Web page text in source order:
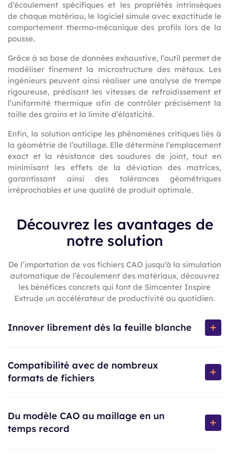
d’écoulement spécifiques et les propriétés intrinsèques
de chaque matériau, le logiciel simule avec exactitude le
comportement thermo-mécanique des profils lors de la
pousse.
Grâce à sa base de données exhaustive, l’outil permet de
modéliser finement la microstructure des métaux. Les
ingénieurs peuvent ainsi réaliser une analyse de trempe
rigoureuse, prédisant les vitesses de refroidissement et
l’uniformité thermique afin de contrôler précisément la
taille des grains et la limite d’élasticité.
Enfin, la solution anticipe les phénomènes critiques liés à
la géométrie de l’outillage. Elle détermine l’emplacement
exact et la résistance des soudures de joint, tout en
minimisant les effets de la déviation des matrices,
garantissant ainsi des tolérances géométriques
irréprochables et une qualité de produit optimale.
Découvrez les avantages de
notre solution
De l’importation de vos fichiers CAO jusqu’à la simulation
automatique de l’écoulement des matériaux, découvrez
les bénéfices concrets qui font de Simcenter Inspire
Extrude un accélérateur de productivité au quotidien.
Innover librement dès la feuille blanche
permet de générer des concepts de filières et de camres
de rupture, puis de tester l’architecture des matrices
Compatibilité avec de nombreux
formats de fichiers
la majorité des formats CAO natifs (Catia, NX,
SolidWorks, Creo…) et neutres (STEP, IGES, Parasolid).
Vous récupérez directement les géométries d’outillages
Du modèle CAO au maillage en un
temps record